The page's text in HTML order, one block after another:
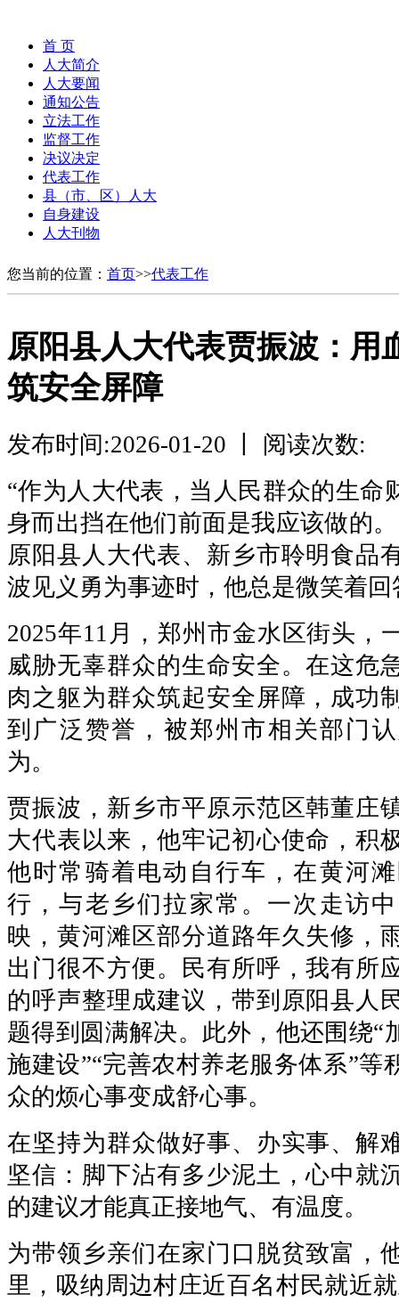
首 页
人大简介
人大要闻
通知公告
立法工作
监督工作
决议决定
代表工作
县（市、区）人大
自身建设
人大刊物
您当前的位置： 首页>>代表工作
原阳县人大代表贾振波：用
筑安全屏障
发布时间:2026-01-20 丨 阅读次数:
“作为人大代表，当人民群众的生命
身而出挡在他们前面是我应该做的
原阳县人大代表、新乡市聆明食品
波见义勇为事迹时，他总是微笑着回
2025年11月，郑州市金水区街头，
威胁无辜群众的生命安全。在这危
肉之躯为群众筑起安全屏障，成功
到广泛赞誉，被郑州市相关部门
为。
贾振波，新乡市平原示范区韩董庄
大代表以来，他牢记初心使命，积
他时常骑着电动自行车，在黄河
行，与老乡们拉家常。一次走访
映，黄河滩区部分道路年久失修，
出门很不方便。民有所呼，我有所
的呼声整理成建议，带到原阳县人
题得到圆满解决。此外，他还围绕“
施建设”“完善农村养老服务体系”等
众的烦心事变成舒心事。
在坚持为群众做好事、办实事、解
坚信：脚下沾有多少泥土，心中就
的建议才能真正接地气、有温度。
为带领乡亲们在家门口脱贫致富，
里，吸纳周边村庄近百名村民就近